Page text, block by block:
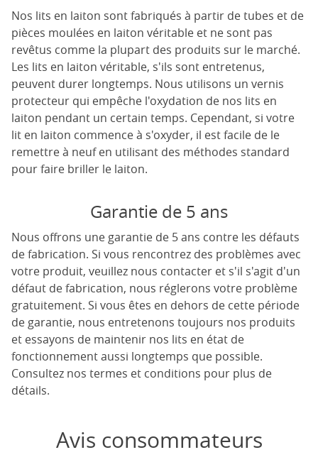
Nos lits en laiton sont fabriqués à partir de tubes et de
pièces moulées en laiton véritable et ne sont pas
revêtus comme la plupart des produits sur le marché.
Les lits en laiton véritable, s'ils sont entretenus,
peuvent durer longtemps. Nous utilisons un vernis
protecteur qui empêche l'oxydation de nos lits en
laiton pendant un certain temps. Cependant, si votre
lit en laiton commence à s'oxyder, il est facile de le
remettre à neuf en utilisant des méthodes standard
pour faire briller le laiton.
Garantie de 5 ans
Nous offrons une garantie de 5 ans contre les défauts
de fabrication. Si vous rencontrez des problèmes avec
votre produit, veuillez nous contacter et s'il s'agit d'un
défaut de fabrication, nous réglerons votre problème
gratuitement. Si vous êtes en dehors de cette période
de garantie, nous entretenons toujours nos produits
et essayons de maintenir nos lits en état de
fonctionnement aussi longtemps que possible.
Consultez nos termes et conditions pour plus de
détails.
Avis consommateurs